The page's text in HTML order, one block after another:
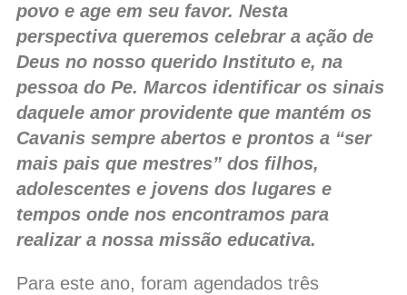
povo e age em seu favor. Nesta
perspectiva queremos celebrar a ação de
Deus no nosso querido Instituto e, na
pessoa do Pe. Marcos identificar os sinais
daquele amor providente que mantém os
Cavanis sempre abertos e prontos a “ser
mais pais que mestres” dos filhos,
adolescentes e jovens dos lugares e
tempos onde nos encontramos para
realizar a nossa missão educativa.
Para este ano, foram agendados três